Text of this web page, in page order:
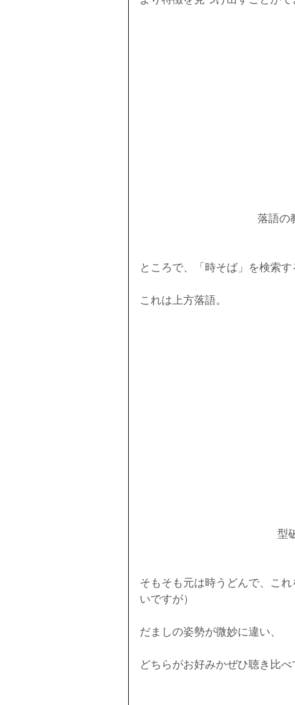
落語の
ところで、「時そば」を検索す
これは上方落語。
型
そもそも元は時うどんで、こ
いですが）
だましの姿勢が微妙に違い、
どちらがお好みかぜひ聴き比